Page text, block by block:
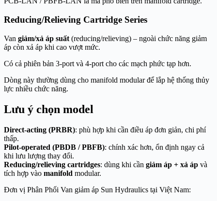
Reducing/Relieving Cartridge Series
Van giảm/xả áp suất (reducing/relieving) – ngoài chức năng giảm
áp còn xả áp khi cao vượt mức.
Có cả phiên bản 3-port và 4-port cho các mạch phức tạp hơn.
Dòng này thường dùng cho manifold modular để lắp hệ thống thủy
lực nhiều chức năng.
Lưu ý chọn model
Direct-acting (PRBR): phù hợp khi cần điều áp đơn giản, chi phí
thấp.
Pilot-operated (PBDB / PBFB): chính xác hơn, ổn định ngay cả
khi lưu lượng thay đổi.
Reducing/relieving cartridges: dùng khi cần giảm áp + xả áp và
tích hợp vào manifold modular.
Đơn vị Phân Phối Van giảm áp Sun Hydraulics tại Việt Nam: